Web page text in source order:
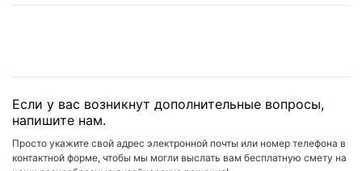
Если у вас возникнут дополнительные вопросы,
напишите нам.
Просто укажите свой адрес электронной почты или номер телефона в
контактной форме, чтобы мы могли выслать вам бесплатную смету на